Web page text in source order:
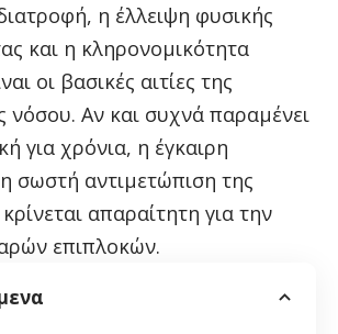
η έλλειψη φυσικής
και η κληρονομικότητα
οι βασικές αιτίες της
νόσου. Αν και συχνά παραμένει
για χρόνια, η έγκαιρη
σωστή αντιμετώπιση της
απαραίτητη για την
επιπλοκών.